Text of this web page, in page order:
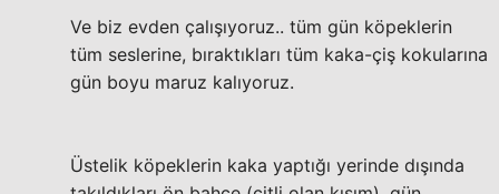
Ve biz evden çalışıyoruz.. tüm gün köpeklerin
tüm seslerine, bıraktıkları tüm kaka-çiş kokularına
gün boyu maruz kalıyoruz.
Üstelik köpeklerin kaka yaptığı yerinde dışında